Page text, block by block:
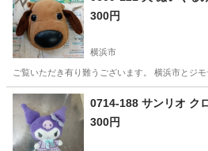
300円
横浜市
ご覧いただき有り難うございます。 横浜市と
神奈川 横浜市 リユース
0714-188 サンリオ ク
300円